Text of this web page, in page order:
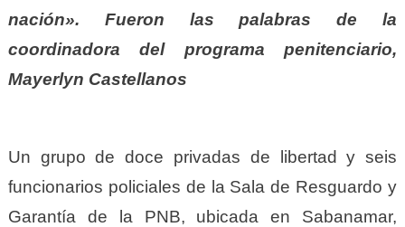
nación». Fueron las palabras de la
coordinadora del programa penitenciario,
Mayerlyn Castellanos
Un grupo de doce privadas de libertad y seis
funcionarios policiales de la Sala de Resguardo y
Garantía de la PNB, ubicada en Sabanamar,